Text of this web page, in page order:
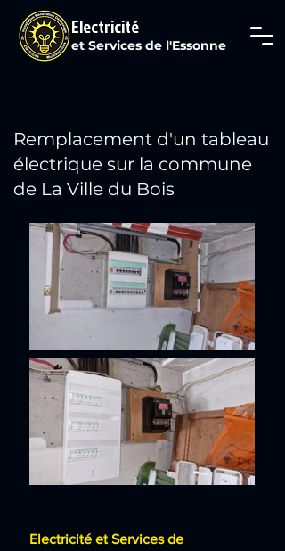
Electricité
et Services de l'Essonne
Remplacement d'un tableau
électrique sur la commune
de La Ville du Bois
Electricité et Services de